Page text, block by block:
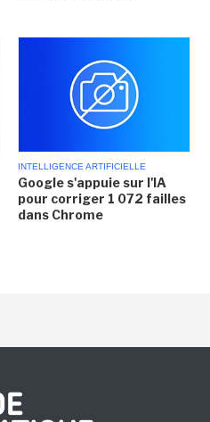
INTELLIGENCE ARTIFICIELLE
Google s'appuie sur l'IA
pour corriger 1 072 failles
dans Chrome